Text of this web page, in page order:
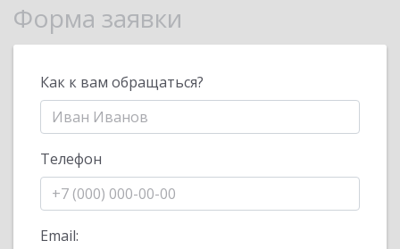
Форма заявки
Как к вам обращаться?
Телефон
Email: